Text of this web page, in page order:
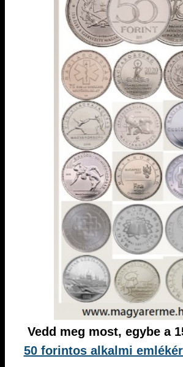
Vedd meg most, egybe a
50 forintos alkalmi